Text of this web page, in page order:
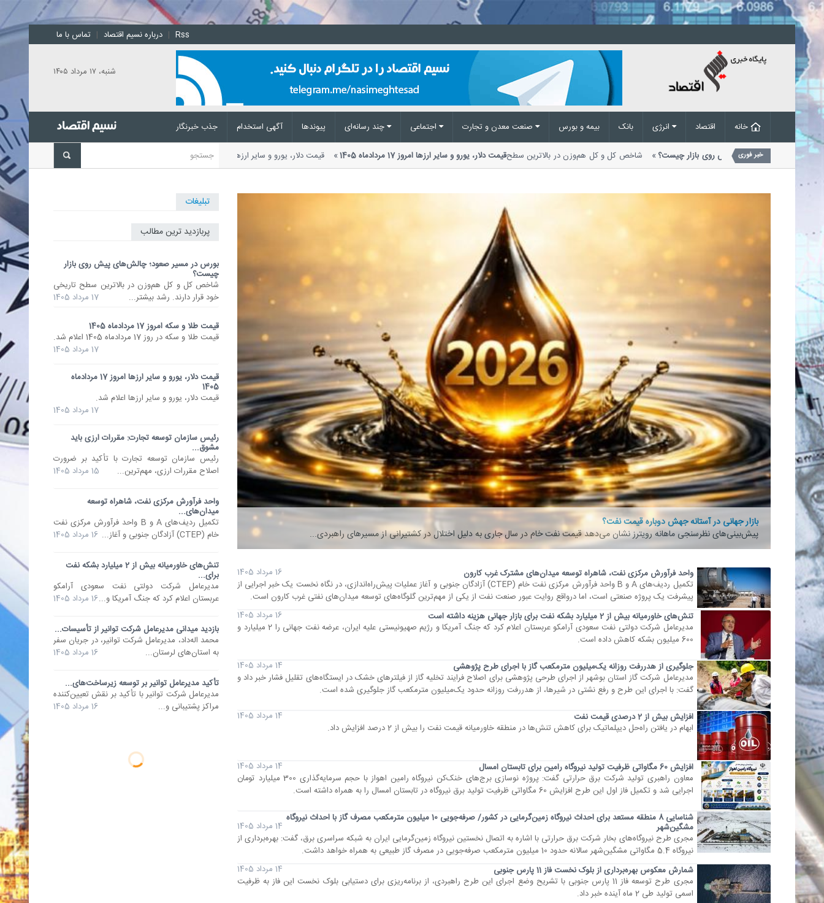
تماس با ما | درباره نسیم اقتصاد | Rss
شنبه، ۱۷ مرداد ۱۴۰۵
جذب خبرنگار آگهی استخدام پیوند‌ها بیمه و بورس بانک اقتصاد
خبر فوری قیمت دلار، یورو و سایر ارزها امروز 17 مردادماه 1405 قیمت دلار، یورو و سایر ارزها اعلام شد. در مسیر صعود؛ چالش‌های پیش روی بازار چیست؟
شاخص کل و کل هم‌وزن در بالاترین سطح
خود قرار دارند. رشد...
تبلیغات
پربازدید ترین مطالب
بورس در مسیر صعود؛ چالش‌های پیش روی بازار
چیست؟
شاخص کل و کل هم‌وزن در بالاترین سطح تاریخی
خود قرار دارند. رشد بیشتر...
17 مرداد 1405
قیمت طلا و سکه امروز 17 مردادماه 1405
قیمت طلا و سکه در روز 17 مردادماه 1405 اعلام شد.
17 مرداد 1405
قیمت دلار، یورو و سایر ارزها امروز 17 مردادماه
1405
قیمت دلار، یورو و سایر ارزها اعلام شد.
17 مرداد 1405
رئیس سازمان توسعه تجارت: مقررات ارزی باید
مشوق...
رئیس سازمان توسعه تجارت با تأکید بر ضرورت
اصلاح مقررات ارزی، مهم‌ترین...
15 مرداد 1405
واحد فرآورش مرکزی نفت، شاهراه توسعه
میدان‌های...
تکمیل ردیف‌های A و B واحد فرآورش مرکزی نفت
خام (CTEP) آزادگان جنوبی و آغاز...
16 مرداد 1405
تنش‌های خاورمیانه بیش از 2 میلیارد بشکه نفت
برای...
مدیرعامل شرکت دولتی نفت سعودی آرامکو
عربستان اعلام کرد که جنگ آمریکا و...16 مرداد 1405
بازدید میدانی مدیرعامل شرکت توانیر از تأسیسات...
محمد اله‌داد، مدیرعامل شرکت توانیر، در جریان سفر
به استان‌های لرستان...
16 مرداد 1405
تأکید مدیرعامل توانیر بر توسعه زیرساخت‌های...
مدیرعامل شرکت توانیر با تأکید بر نقش تعیین‌کننده
مراکز پشتیبانی و...
16 مرداد 1405
ترمز رشد قیمت نفت کشیده شد
برخی رسانه‌ها به نقل از منابع آگاه مدعی شدند چند میانجی منطقه‌ای، پیشنهادی برای
بازار جهانی در آستانه جهش دوباره قیمت نفت؟
پیش‌بینی‌های نظرسنجی ماهانه رویترز نشان می‌دهد قیمت نفت خام در سال جاری به دلیل اختلال در کشتیرانی از مسیرهای راهبردی...
واحد فرآورش مرکزی نفت، شاهراه توسعه میدان‌های مشترک غرب کارون
16 مرداد 1405
تکمیل ردیف‌های A و B واحد فرآورش مرکزی نفت خام (CTEP) آزادگان جنوبی و آغاز عملیات پیش‌راه‌اندازی، در نگاه نخست یک خبر اجرایی از
پیشرفت یک پروژه صنعتی است، اما درواقع روایت عبور صنعت نفت از یکی از مهم‌ترین گلوگاه‌های توسعه میدان‌های نفتی غرب کارون است.
تنش‌های خاورمیانه بیش از 2 میلیارد بشکه نفت برای بازار جهانی هزینه داشته است
16 مرداد 1405
مدیرعامل شرکت دولتی نفت سعودی آرامکو عربستان اعلام کرد که جنگ آمریکا و رژیم صهیونیستی علیه ایران، عرضه نفت جهانی را 2 میلیارد و
600 میلیون بشکه کاهش داده است.
جلوگیری از هدررفت روزانه یک‌میلیون مترمکعب گاز با اجرای طرح پژوهشی
14 مرداد 1405
مدیرعامل شرکت گاز استان بوشهر از اجرای طرحی پژوهشی برای اصلاح فرایند تخلیه گاز از فیلترهای خشک در ایستگاه‌های تقلیل فشار خبر داد و
گفت: با اجرای این طرح و رفع نشتی در شیرها، از هدررفت روزانه حدود یک‌میلیون مترمکعب گاز جلوگیری شده است.
افزایش بیش از 2 درصدی قیمت نفت
14 مرداد 1405
ابهام در یافتن راه‌حل‌ دیپلماتیک برای کاهش تنش‌ها در منطقه خاورمیانه قیمت نفت را بیش از 2 درصد افزایش داد.
افزایش 60 مگاواتی ظرفیت تولید نیروگاه رامین برای تابستان امسال
14 مرداد 1405
معاون راهبری تولید شرکت برق حرارتی گفت: پروژه نوسازی برج‌های خنک‌کن نیروگاه رامین اهواز با حجم سرمایه‌گذاری 300 میلیارد تومان
اجرایی شد و تکمیل فاز اول این طرح افزایش 60 مگاواتی ظرفیت تولید برق نیروگاه در تابستان امسال را به همراه داشته است.
شناسایی 8 منطقه مستعد برای احداث نیروگاه زمین‌گرمایی در کشور/ صرفه‌جویی 10 میلیون مترمکعب مصرف گاز با احداث نیروگاه
مشگین‌شهر
14 مرداد 1405
مجری طرح نیروگاه‌های بخار شرکت برق حرارتی با اشاره به اتصال نخستین نیروگاه زمین‌گرمایی ایران به شبکه سراسری برق، گفت: بهره‌برداری از
نیروگاه 5.4 مگاواتی مشگین‌شهر سالانه حدود 10 میلیون مترمکعب صرفه‌جویی در مصرف گاز طبیعی به همراه خواهد داشت.
شمارش معکوس بهره‌برداری از بلوک نخست فاز 11 پارس جنوبی
14 مرداد 1405
مجری طرح توسعه فاز 11 پارس جنوبی با تشریح وضع اجرای این طرح راهبردی، از برنامه‌ریزی برای دستیابی بلوک نخست این فاز به ظرفیت
اسمی تولید طی 2 ماه آینده خبر داد.